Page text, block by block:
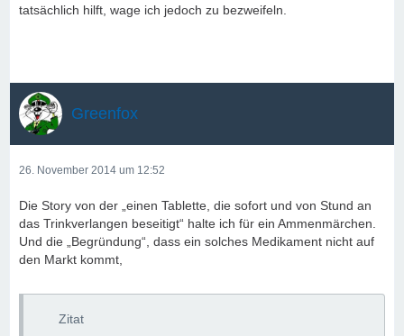
tatsächlich hilft, wage ich jedoch zu bezweifeln.
Greenfox
26. November 2014 um 12:52
Die Story von der „einen Tablette, die sofort und von Stund an
das Trinkverlangen beseitigt“ halte ich für ein Ammenmärchen.
Und die „Begründung“, dass ein solches Medikament nicht auf
den Markt kommt,
Zitat